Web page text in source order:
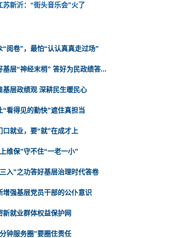
苏新沂：“街头音乐会”火了
阅卷”，最怕“认认真真走过场”
基层“神经末梢” 答好为民政绩答...
基层政绩观 深耕民生暖民心
“看得见的勤快”遮住真担当
口就业，要“就”在成才上
维保”守不住“一老一小”
入”之功答好基层治理时代答卷
增强基层党员干部的公仆意识
新就业群体权益保护网
钟服务圈”要圈住责任